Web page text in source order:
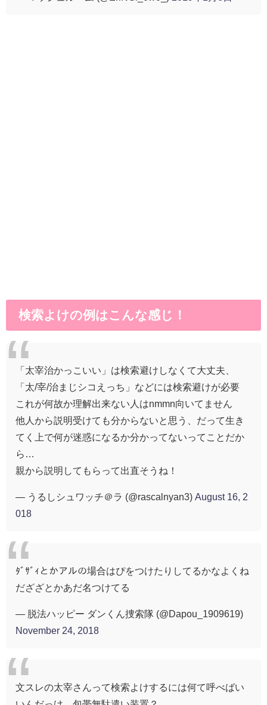
検索よけの例はこんな感じ！
「太宰治かっこいい」は検索避けしなくて大丈夫、
「太/宰/治まじシコえっち」などには検索避けが必要
これが何故か理解出来ない人はnmmn向いてません
他人から説明受けても分からないと思う、だって生き
てく上で何が迷惑になるか分かってないってことだか
ら…
親から説明してもらって出直そうね！
— うるしシュワッチ＠ラ (@rascalnyan3) August 16, 2
018
ﾀﾞｻﾞｨとかアルの場合はぴをつけたりしてるかなよくね
だざざとかあだ名つけてる
— 脱法ハッピー ダンくん捜索隊 (@Dapou_1909619)
November 24, 2018
文スレの太宰さんって検索よけするには何て呼べばい